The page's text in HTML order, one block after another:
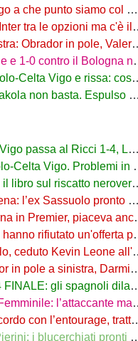
punto siamo col Sassuolo"
opzioni ma c'è il solito Cagliari
in pole, Valeri l’alternativa
il Bologna nelle prime amichevoli
Vigo e rissa: cosa è successo
basta. Espulso Laurienté
al Ricci 1-4, Laurienté espulso
in difesa, lì non sto allenando"
neroverde su Amazon e in libreria
pronto a scendere in Serie D
piaceva anche al Sassuolo
un'offerta per Pinamonti
Leone all'Arezzo: il comunicato
Darmian soluzione a destra
gli spagnoli dilagano nel finale
maliana a parametro zero dal PSG
trattativa con il Sassuolo in corso
a riprovarci a fine calciomercato